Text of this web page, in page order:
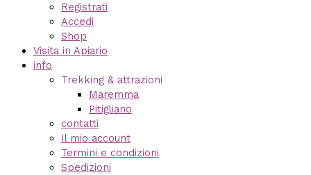
Registrati
Accedi
Shop
Visita in Apiario
info
Trekking & attrazioni
Maremma
Pitigliano
contatti
Il mio account
Termini e condizioni
Spedizioni